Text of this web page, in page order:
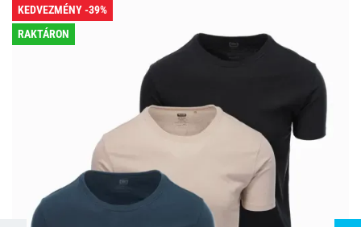
KEDVEZMÉNY -39%
RAKTÁRON